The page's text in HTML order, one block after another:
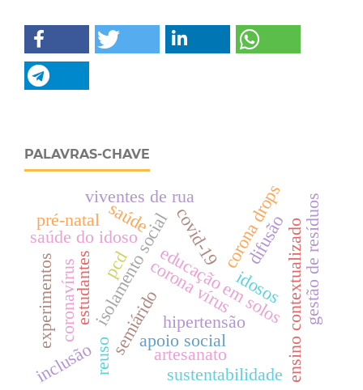
PALAVRAS-CHAVE
corona vírus
isolamento social
semiárido
estudantes
apoio social
saúde do idoso
educação em solosensino contextualizado
corona drops
coronavírus
experimentos hipertensão
covid-19
saúde
artesanato
reuso sustentabilidade
viventes de rua
idosos
inclusão
pcd
pré-natal difusão gestão de resíduos